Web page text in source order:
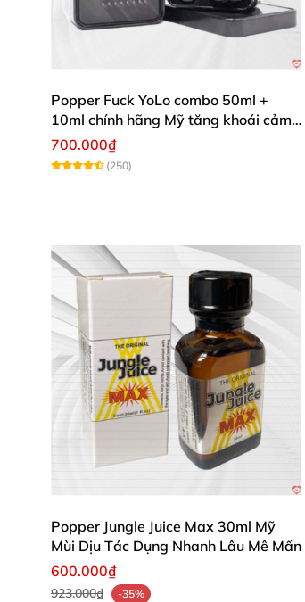
Popper Fuck YoLo combo 50ml +
10ml chính hãng Mỹ tăng khoái cảm
mạnh mẽ an toàn
700.000₫
(250)
Popper Jungle Juice Max 30ml Mỹ
Mùi Dịu Tác Dụng Nhanh Lâu Mê Mẩn
600.000₫
923.000₫
-35%